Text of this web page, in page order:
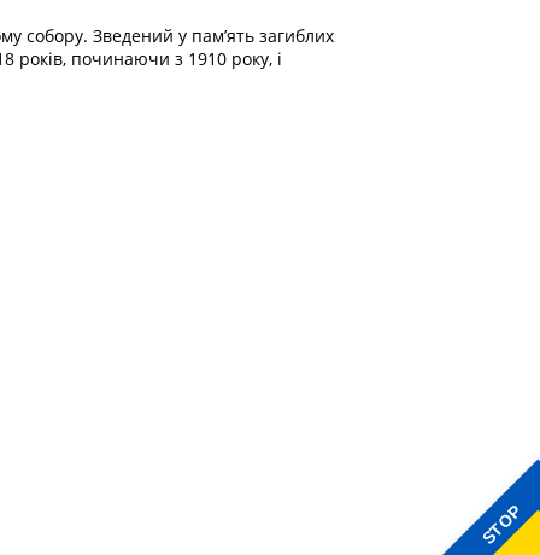
STOP
собору. Зведений у пам’ять загиблих
років, починаючи з 1910 року, і